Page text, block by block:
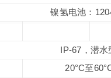
镍氢电池：
IP-67，潜水
20°C至